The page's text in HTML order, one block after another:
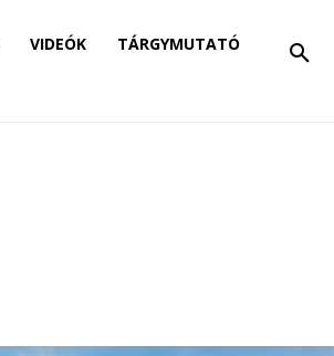
VIDEÓK TÁRGYMUTATÓ